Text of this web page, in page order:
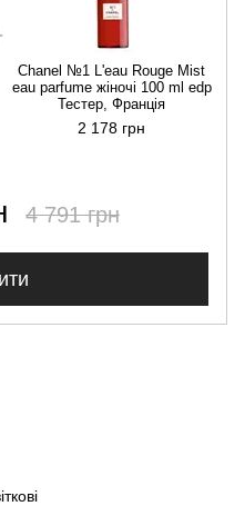
Chanel №1 L'eau Rouge Mist
eau parfume жіночі 100 ml edp
Тестер, Франція
2 178 грн
4 791 грн